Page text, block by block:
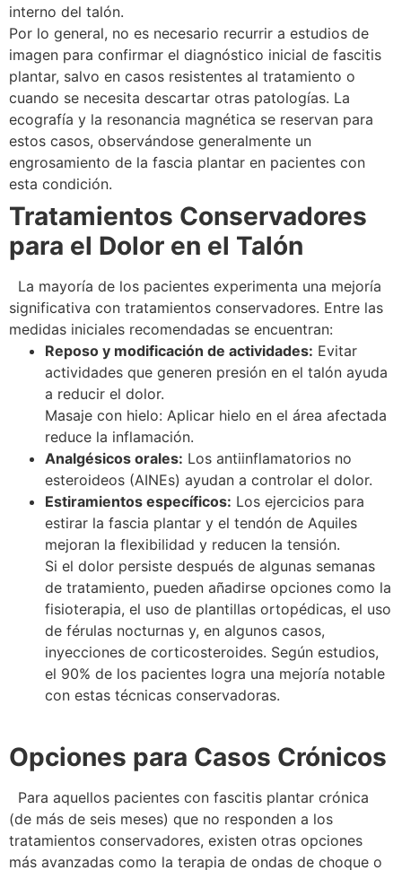
interno del talón.
Por lo general, no es necesario recurrir a estudios de
imagen para confirmar el diagnóstico inicial de fascitis
plantar, salvo en casos resistentes al tratamiento o
cuando se necesita descartar otras patologías. La
ecografía y la resonancia magnética se reservan para
estos casos, observándose generalmente un
engrosamiento de la fascia plantar en pacientes con
esta condición.
Tratamientos Conservadores
para el Dolor en el Talón
La mayoría de los pacientes experimenta una mejoría
significativa con tratamientos conservadores. Entre las
medidas iniciales recomendadas se encuentran:
Reposo y modificación de actividades: Evitar
actividades que generen presión en el talón ayuda
a reducir el dolor.
Masaje con hielo: Aplicar hielo en el área afectada
reduce la inflamación.
Analgésicos orales: Los antiinflamatorios no
esteroideos (AINEs) ayudan a controlar el dolor.
Estiramientos específicos: Los ejercicios para
estirar la fascia plantar y el tendón de Aquiles
mejoran la flexibilidad y reducen la tensión.
Si el dolor persiste después de algunas semanas
de tratamiento, pueden añadirse opciones como la
fisioterapia, el uso de plantillas ortopédicas, el uso
de férulas nocturnas y, en algunos casos,
inyecciones de corticosteroides. Según estudios,
el 90% de los pacientes logra una mejoría notable
con estas técnicas conservadoras.
Opciones para Casos Crónicos
Para aquellos pacientes con fascitis plantar crónica
(de más de seis meses) que no responden a los
tratamientos conservadores, existen otras opciones
más avanzadas como la terapia de ondas de choque o